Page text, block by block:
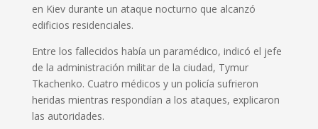
en Kiev durante un ataque nocturno que alcanzó
edificios residenciales.
Entre los fallecidos había un paramédico, indicó el jefe
de la administración militar de la ciudad, Tymur
Tkachenko. Cuatro médicos y un policía sufrieron
heridas mientras respondían a los ataques, explicaron
las autoridades.